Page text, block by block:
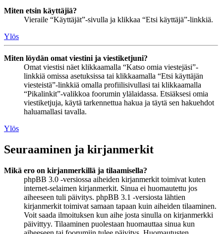
Miten etsin käyttäjiä?
Vieraile “Käyttäjät”-sivulla ja klikkaa “Etsi käyttäjä”-linkkiä.
Ylös
Miten löydän omat viestini ja viestiketjuni?
Omat viestisi näet klikkaamalla “Katso omia viestejäsi”-
linkkiä omissa asetuksissa tai klikkaamalla “Etsi käyttäjän
viesteistä”-linkkiä omalla profiilisivullasi tai klikkaamalla
“Pikalinkit”-valikkoa foorumin ylälaidassa. Etsiäksesi omia
viestiketjuja, käytä tarkennettua hakua ja täytä sen hakuehdot
haluamallasi tavalla.
Ylös
Seuraaminen ja kirjanmerkit
Mikä ero on kirjanmerkillä ja tilaamisella?
phpBB 3.0 -versiossa aiheiden kirjanmerkit toimivat kuten
internet-selaimen kirjanmerkit. Sinua ei huomautettu jos
aiheeseen tuli päivitys. phpBB 3.1 -versiosta lähtien
kirjanmerkit toimivat samaan tapaan kuin aiheiden tilaaminen.
Voit saada ilmoituksen kun aihe josta sinulla on kirjanmerkki
päivittyy. Tilaaminen puolestaan huomauttaa sinua kun